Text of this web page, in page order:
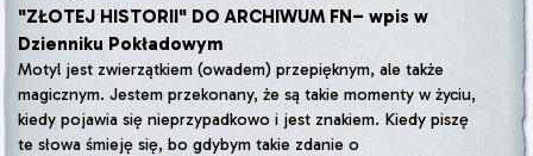
"ZŁOTEJ HISTORII" DO ARCHIWUM FN– wpis w
Dzienniku Pokładowym
Motyl jest zwierzątkiem (owadem) przepięknym, ale także
magicznym. Jestem przekonany, że są takie momenty w życiu,
kiedy pojawia się nieprzypadkowo i jest znakiem. Kiedy piszę
te słowa śmieję się, bo gdybym takie zdanie o